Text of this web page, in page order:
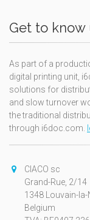
Get to know
As part of a
digital printing unit,
solutions for
and slow turnover
the traditional
through i6doc.com.
CIACO sc
Grand-Rue, 2/14
1348 Louvain-la-
Belgium